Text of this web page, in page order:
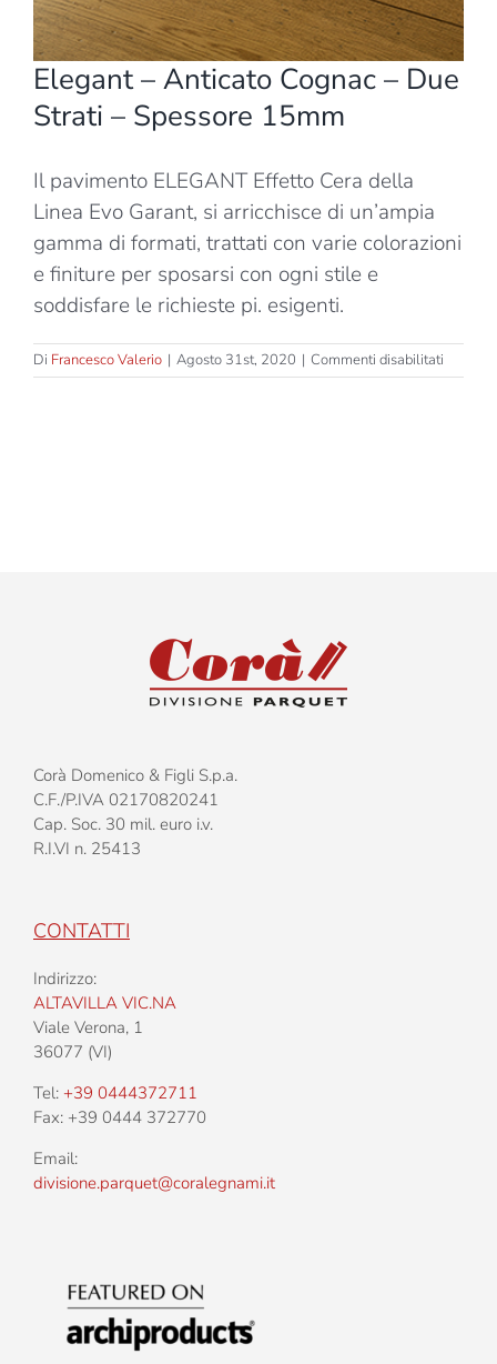
Elegant – Anticato Cognac – Due
Strati – Spessore 15mm
Il pavimento ELEGANT Effetto Cera della
Linea Evo Garant, si arricchisce di un’ampia
gamma di formati, trattati con varie colorazioni
e finiture per sposarsi con ogni stile e
soddisfare le richieste pi. esigenti.
Di Francesco Valerio | Agosto 31st, 2020 | Commenti disabilitati
Elegant
Corà Domenico & Figli S.p.a.
C.F./P.IVA 02170820241
Cap. Soc. 30 mil. euro i.v.
R.I.VI n. 25413
CONTATTI
Indirizzo:
ALTAVILLA VIC.NA
Viale Verona, 1
36077 (VI)
Tel: +39 0444372711
Fax: +39 0444 372770
Email:
divisione.parquet@coralegnami.it